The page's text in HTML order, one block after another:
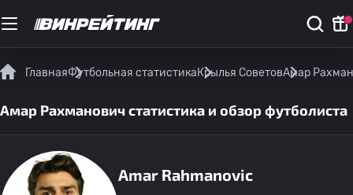
ГлавнаяФутбольная статистикаКрылья СоветовАмар
Амар Рахманович статистика и обзор футболиста
Amar Rahmanovic